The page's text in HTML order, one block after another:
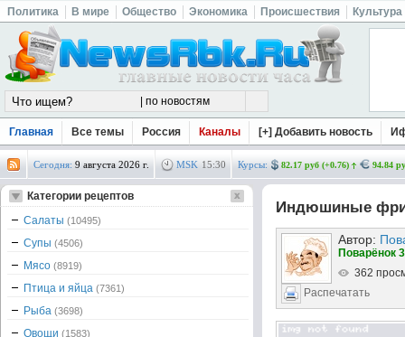
Политика В мире Общество Экономика Происшествия Культура
Главная Все темы Россия Каналы [+] Добавить новость
Сегодня: 9 августа 2026 г. MSK 15:30 Курсы: 82.17 руб (+0.76) 94.84
Индюшиные
Автор:
Поварёнок
362
Распечатать
Категории рецептов
Салаты (10495)
Супы (4506)
Мясо (8919)
Птица и яйца (7361)
Рыба (3698)
Овощи (1583)